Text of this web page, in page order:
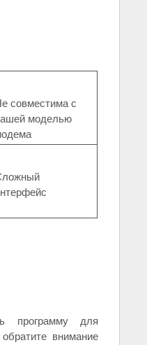
совместима с
моделью
программу для
внимание